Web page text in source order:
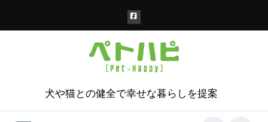
犬や猫との健全で幸せな暮らしを提案